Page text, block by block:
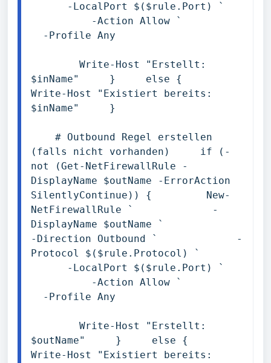
-LocalPort $($rule.Port) `
-Action Allow `
-Profile Any
Write-Host "Erstellt:
$inName"     }     else {
Write-Host "Existiert bereits:
$inName"     }
# Outbound Regel erstellen
(falls nicht vorhanden)     if (-
not (Get-NetFirewallRule -
DisplayName $outName -ErrorAction
SilentlyContinue)) {         New-
NetFirewallRule `             -
DisplayName $outName `
-Direction Outbound `             -
Protocol $($rule.Protocol) `
-LocalPort $($rule.Port) `
-Action Allow `
-Profile Any
Write-Host "Erstellt:
$outName"     }     else {
Write-Host "Existiert bereits: